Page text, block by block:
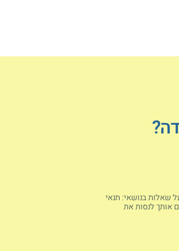
שאלות בנושאי: תנאי
אותך לנסות את